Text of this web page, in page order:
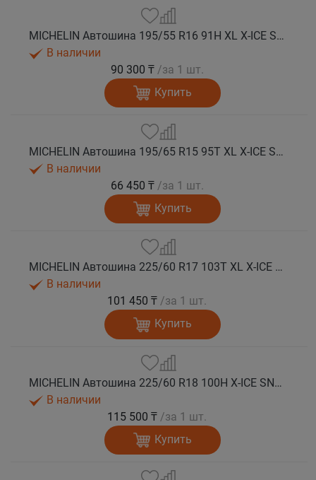
MICHELIN Автошина 195/55 R16 91H XL X-ICE SNOW зима
В наличии
90 300 ₸ /за 1 шт.
Купить
MICHELIN Автошина 195/65 R15 95T XL X-ICE SNOW зима
В наличии
66 450 ₸ /за 1 шт.
Купить
MICHELIN Автошина 225/60 R17 103T XL X-ICE SNOW зима
В наличии
101 450 ₸ /за 1 шт.
Купить
MICHELIN Автошина 225/60 R18 100H X-ICE SNOW зима
В наличии
115 500 ₸ /за 1 шт.
Купить